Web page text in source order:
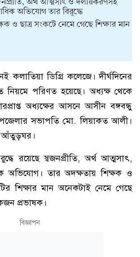
কলাতিয়া ডিগ্রি কলেজে। দীর্ঘদিনের
নিয়মে পরিণত হয়েছে। অধ্যক্ষ থেকে
অধ্যক্ষের আসনে আসীন বঙ্গবন্ধু
সভাপতি মো. লিয়াকত আলী।
আঁতুড়ঘর।
রয়েছে স্বজনপ্রীতি, অর্থ আত্মসাৎ,
অভিযোগ। তার অদক্ষতায় শিক্ষক ও
শিক্ষার মান অনেকটাই নেমে গেছে
প্রভাষক।
বিজ্ঞাপন